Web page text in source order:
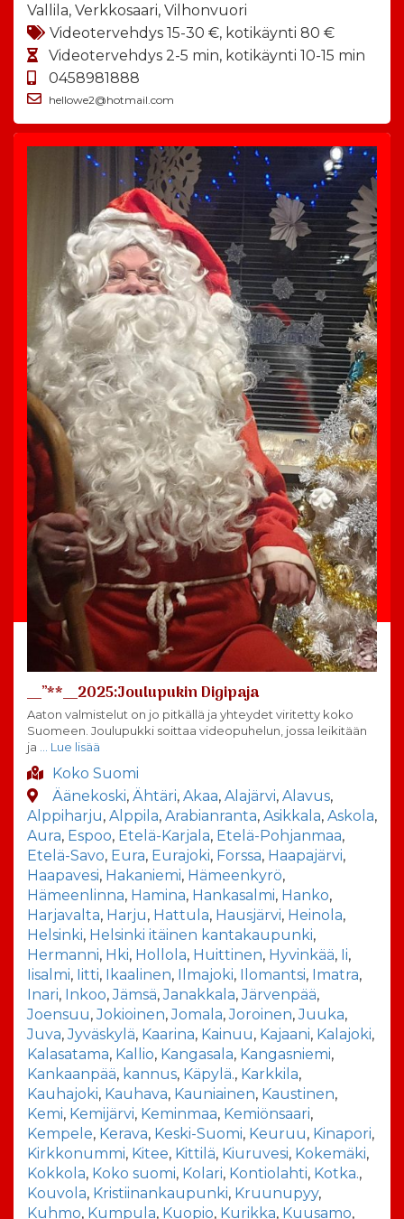
Vallila, Verkkosaari, Vilhonvuori
Videotervehdys 15-30 €, kotikäynti 80 €
Videotervehdys 2-5 min, kotikäynti 10-15 min
0458981888
hellowe2@hotmail.com
__”**__2025:Joulupukin Digipaja
Aaton valmistelut on jo pitkällä ja yhteydet viritetty koko
Suomeen. Joulupukki soittaa videopuhelun, jossa leikitään
ja … Lue lisää
Koko Suomi
Äänekoski, Ähtäri, Akaa, Alajärvi, Alavus,
Alppiharju, Alppila, Arabianranta, Asikkala, Askola,
Aura, Espoo, Etelä-Karjala, Etelä-Pohjanmaa,
Etelä-Savo, Eura, Eurajoki, Forssa, Haapajärvi,
Haapavesi, Hakaniemi, Hämeenkyrö,
Hämeenlinna, Hamina, Hankasalmi, Hanko,
Harjavalta, Harju, Hattula, Hausjärvi, Heinola,
Helsinki, Helsinki itäinen kantakaupunki,
Hermanni, Hki, Hollola, Huittinen, Hyvinkää, Ii,
Iisalmi, Iitti, Ikaalinen, Ilmajoki, Ilomantsi, Imatra,
Inari, Inkoo,Jämsä,Janakkala,Järvenpää,
Joensuu,Jokioinen,Jomala,Joroinen,Juuka,
Juva,Jyväskylä, Kaarina, Kainuu, Kajaani, Kalajoki,
Kalasatama, Kallio, Kangasala, Kangasniemi,
Kankaanpää, kannus, Käpylä., Karkkila,
Kauhajoki, Kauhava, Kauniainen, Kaustinen,
Kemi, Kemijärvi, Keminmaa, Kemiönsaari,
Kempele, Kerava, Keski-Suomi, Keuruu, Kinapori,
Kirkkonummi, Kitee, Kittilä, Kiuruvesi, Kokemäki,
Kokkola, Koko suomi, Kolari, Kontiolahti, Kotka.,
Kouvola, Kristiinankaupunki, Kruunupyy,
Kuhmo, Kumpula, Kuopio, Kurikka, Kuusamo,